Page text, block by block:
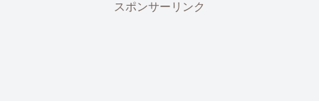
スポンサーリンク